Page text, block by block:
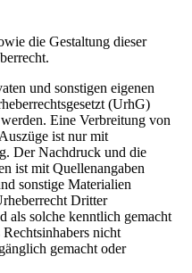
die Gestaltung dieser
und sonstigen eigenen
(UrhG)
Eine Verbreitung von
ist nur mit
Der Nachdruck und die
ist mit Quellenangaben
sonstige Materialien
Dritter
als solche kenntlich gemacht
nicht
gemacht oder